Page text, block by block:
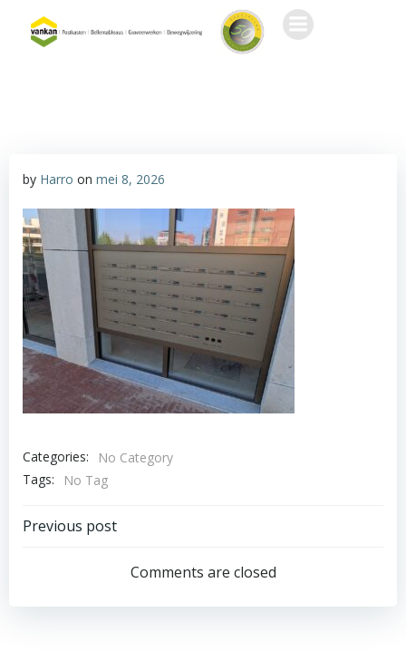
naar
by Harro on mei 8, 2026
Categories:
No Category
Tags:
No Tag
Bericht
navigatie
Previous post
Comments are closed